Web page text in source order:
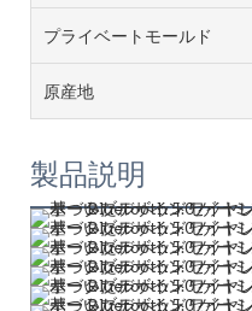
プライベートモールド
原産地
製品説明